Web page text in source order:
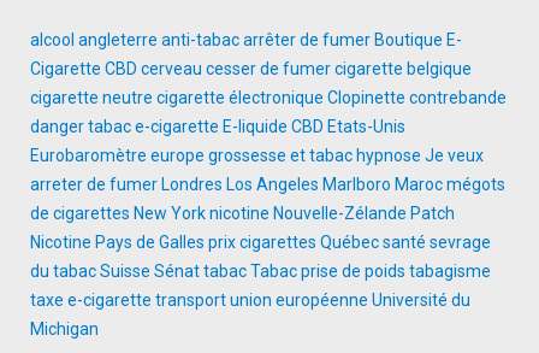
alcool angleterre anti-tabacarrêter de fumer Boutique E-
Cigarette CBD cerveau cesser de fumercigarette belgique
cigarette neutre cigarette électronique Clopinette contrebande
danger tabace-cigarette E-liquide CBD Etats-Unis
Eurobaromètre europe grossesse et tabac hypnose Je veux
arreter de fumer Londres Los Angeles Marlboro Marocmégots
de cigarettes New Yorknicotine Nouvelle-Zélande Patch
Nicotine Pays de Galles prix cigarettes Québecsanté sevrage
du tabacSuisse SénattabacTabac prise de poids tabagisme
taxe e-cigarette transportunion européenne Université du
Michigan